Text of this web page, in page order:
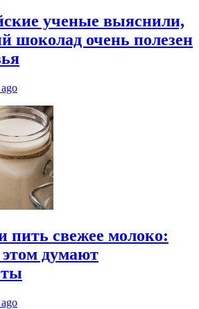
ученые выяснили,
шоколад очень полезен
пить свежее молоко:
этом думают